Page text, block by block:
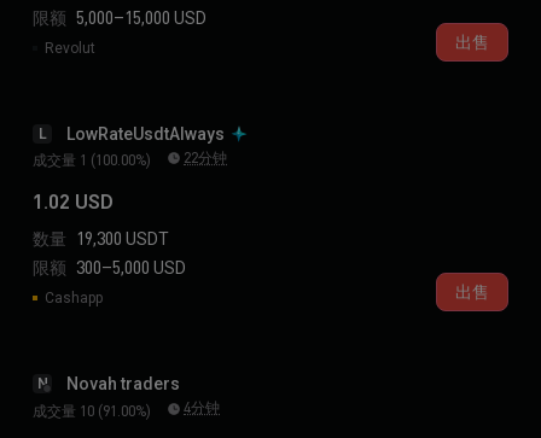
限额 5,000–15,000 USD
Revolut 出售
L LowRateUsdtAlways
成交量 1 (100.00%) 22分钟
1.02 USD
数量
限额
19,300 USDT
300–5,000 USD
Cashapp 出售
N Novah traders
成交量 10 (91.00%) 4分钟